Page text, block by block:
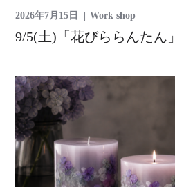
2026年7月15日 Work shop
9/5(土)「花びららんたん」